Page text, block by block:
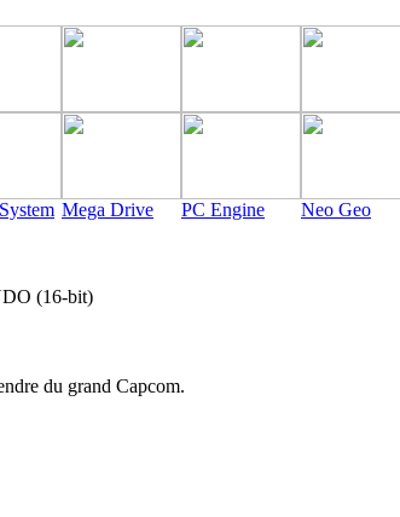
Mega Drive PC Engine Neo Geo
(16-bit)
du grand Capcom.